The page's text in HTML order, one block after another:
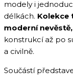
modely i
délkách. Kolekce
moderní nevěstě,
konstrukcí až po
a civilně.
Součástí